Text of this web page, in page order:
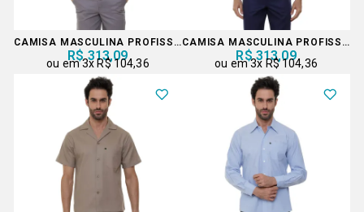
CAMISA MASCULINA PROFISSIONAL
R$ 313,09
3xR$ 104,36
CAMISA MASCULINA PROFISSIONAL
R$ 313,09
3x R$ 104,36